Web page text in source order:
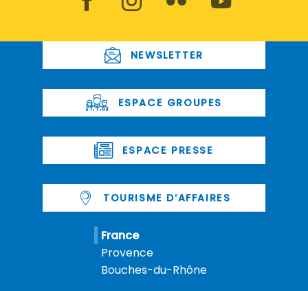
NEWSLETTER
ESPACE GROUPES
ESPACE PRESSE
TOURISME D’AFFAIRES
France
Provence
Bouches-du-Rhône